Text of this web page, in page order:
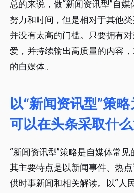
总的来说，做“新闻资讯型”自
努力和时间，但是相对于其他类
并没有太高的门槛。只要拥有
爱，并持续输出高质量的内容
的自媒体。
以“新闻资讯型”策
可以在头条采取什
“新闻资讯型”策略是自媒体常见
其主要特点是以新闻事件、热
供时事新闻和相关解读。以“人